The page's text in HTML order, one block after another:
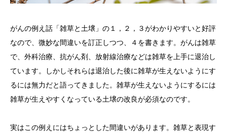
がんの例え話「雑草と土壌」の１，２，３がわかりやすいと好評
なので、微妙な間違いを訂正しつつ、４を書きます。がんは雑草
で、外科治療、抗がん剤、放射線治療などは雑草を上手に退治し
ています。しかしそれらは退治した後に雑草が生えないようにす
るには無力だと語ってきました。雑草が生えないようにするには
雑草が生えやすくなっている土壌の改良が必須なのです。
実はこの例えにはちょっとした間違いがあります。雑草と表現す